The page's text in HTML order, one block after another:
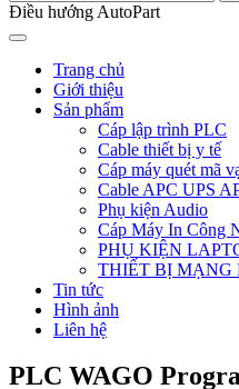
Điều hướng AutoPart
Trang chủ
Giới thiệu
Sản phẩm
Cáp lập trình PLC
Cable thiết bị y tế
Cáp máy quét mã
Cable APC UPS
Phụ kiện Audio
Cáp Máy In Công
PHỤ KIỆN
THIẾT BỊ MẠNG
Tin tức
Hình ảnh
Liên hệ
PLC WAGO